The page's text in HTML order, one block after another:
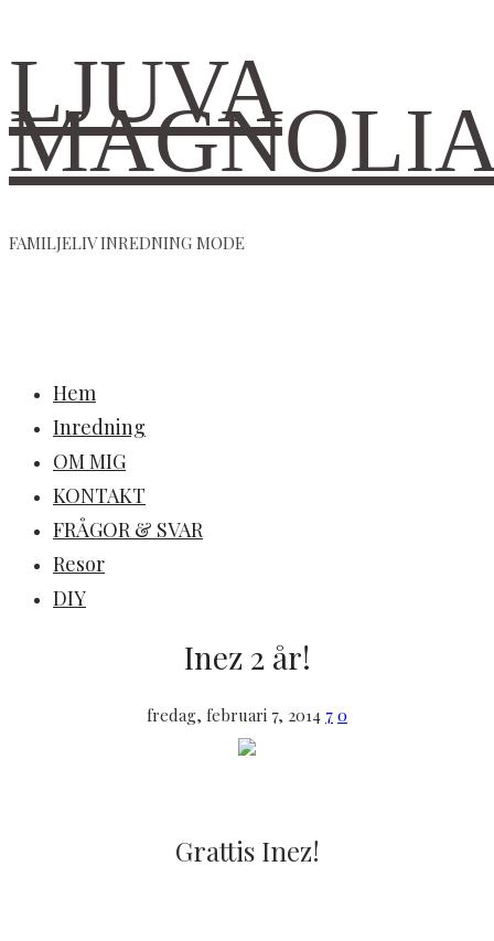
LJUVA
FAMILJELIV INREDNING MODE
Hem
Inredning
OM MIG
KONTAKT
FRÅGOR & SVAR
Resor
DIY
Inez 2 år!
fredag, februari 7, 2014 7 0
Grattis Inez!